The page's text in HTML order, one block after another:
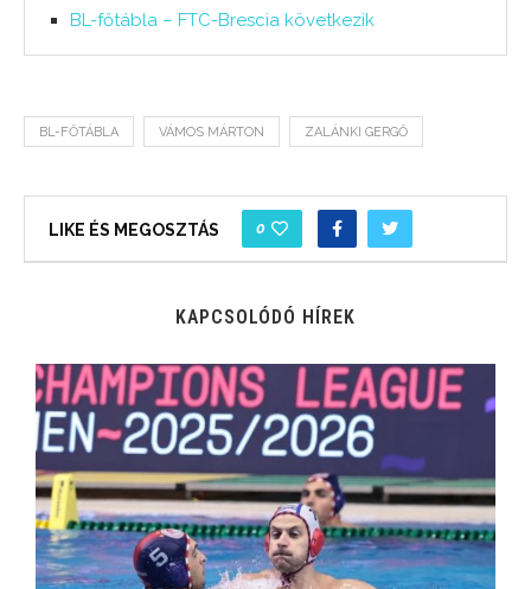
BL-főtábla – FTC-Brescia következik
BL-FŐTÁBLA VÁMOS MÁRTON ZALÁNKI GERGŐ
LIKE ÉS MEGOSZTÁS 0
KAPCSOLÓDÓ HÍREK